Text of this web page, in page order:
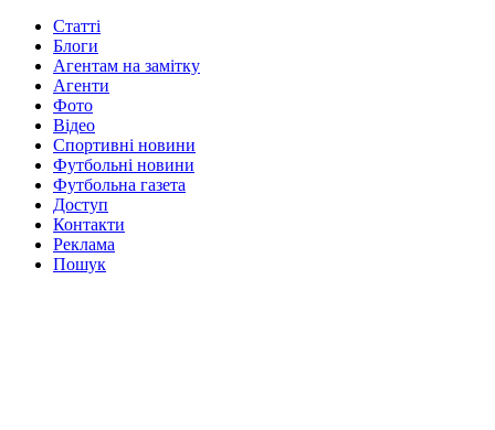
Статті
Блоги
Агентам на замітку
Агенти
Фото
Відео
Спортивні новини
Футбольні новини
Футбольна газета
Доступ
Контакти
Реклама
Пошук